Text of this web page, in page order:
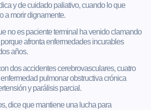
y de cuidado paliativo, cuando lo que
a morir dignamente.
no es paciente terminal ha venido clamando
afronta enfermedades incurables
años.
dos accidentes cerebrovasculares, cuatro
pulmonar obstructiva crónica
y parálisis parcial.
dice que mantiene una lucha para